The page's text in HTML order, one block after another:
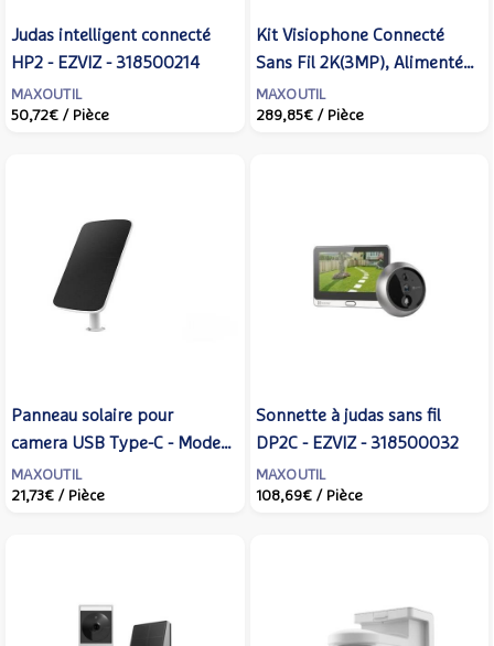
Judas intelligent connecté
HP2 - EZVIZ - 318500214
MAXOUTIL
50,72€ / Pièce
Kit Visiophone Connecté
Sans Fil 2K(3MP), Alimenté à
l'Énergie Solaire - EP7 -
EZVIZ - 318500175
MAXOUTIL
289,85€ / Pièce
Panneau solaire pour
camera USB Type-C - Model
F - EZVIZ - 307700382
MAXOUTIL
21,73€ / Pièce
Sonnette à judas sans fil
DP2C - EZVIZ - 318500032
MAXOUTIL
108,69€ / Pièce